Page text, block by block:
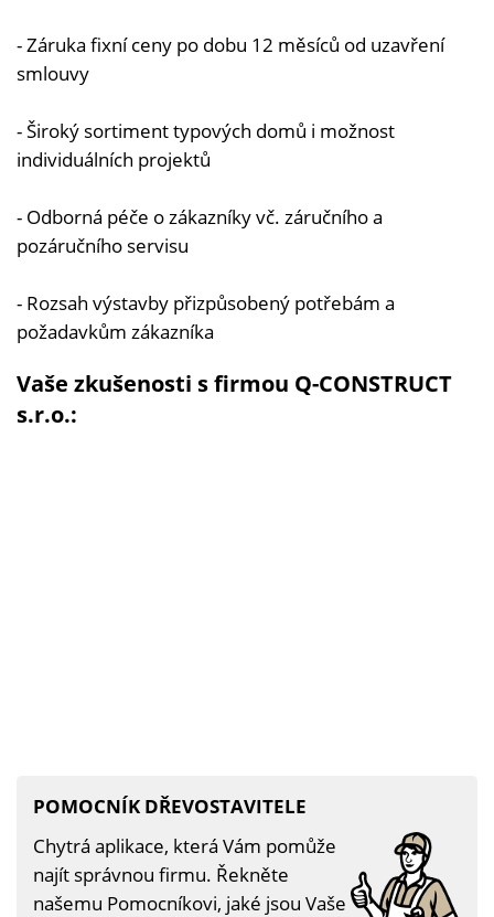
- Záruka fixní ceny po dobu 12 měsíců od uzavření
smlouvy
- Široký sortiment typových domů i možnost
individuálních projektů
- Odborná péče o zákazníky vč. záručního a
pozáručního servisu
- Rozsah výstavby přizpůsobený potřebám a
požadavkům zákazníka
Vaše zkušenosti s firmou Q-CONSTRUCT
s.r.o.:
POMOCNÍK DŘEVOSTAVITELE
Chytrá aplikace, která Vám pomůže
najít správnou firmu. Řekněte
našemu Pomocníkovi, jaké jsou Vaše